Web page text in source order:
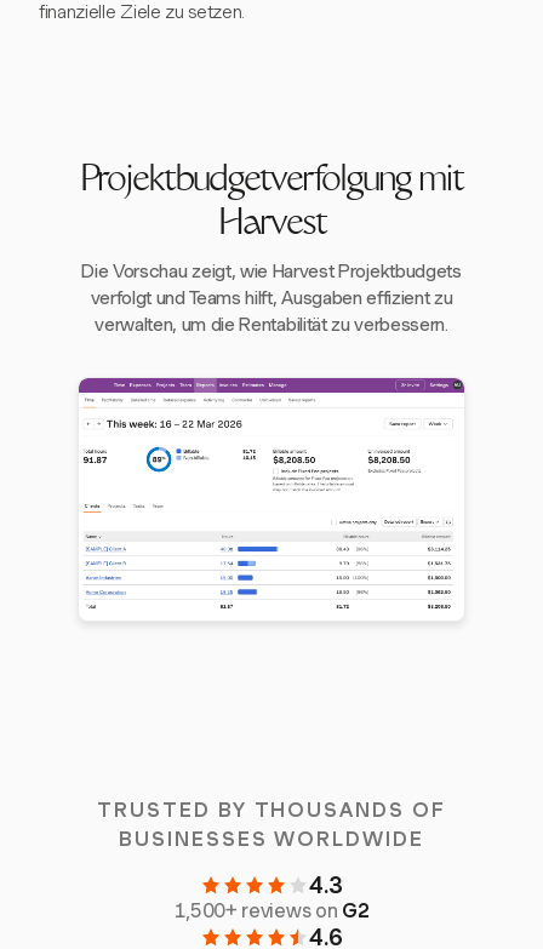
finanzielle Ziele zu setzen.
Projektbudgetverfolgung mit
Harvest
Die Vorschau zeigt, wie Harvest Projektbudgets
verfolgt und Teams hilft, Ausgaben effizient zu
verwalten, um die Rentabilität zu verbessern.
TRUSTED BY THOUSANDS OF
BUSINESSES WORLDWIDE
4.3
1,500+ reviews on G2
4.6